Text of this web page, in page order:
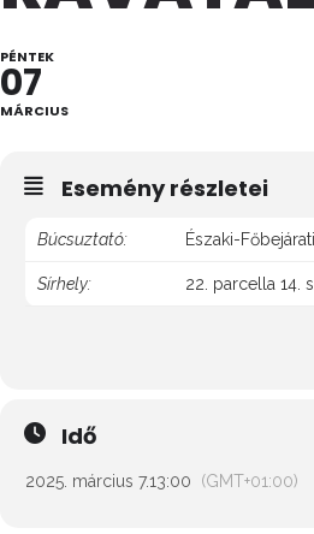
PÉNTEK
07
MÁRCIUS
Esemény részletei
Búcsuztató: Északi-Főbejárati
Sírhely: 22. parcella 14.
Idő
2025. március 7.13:00 (GMT+01:00)